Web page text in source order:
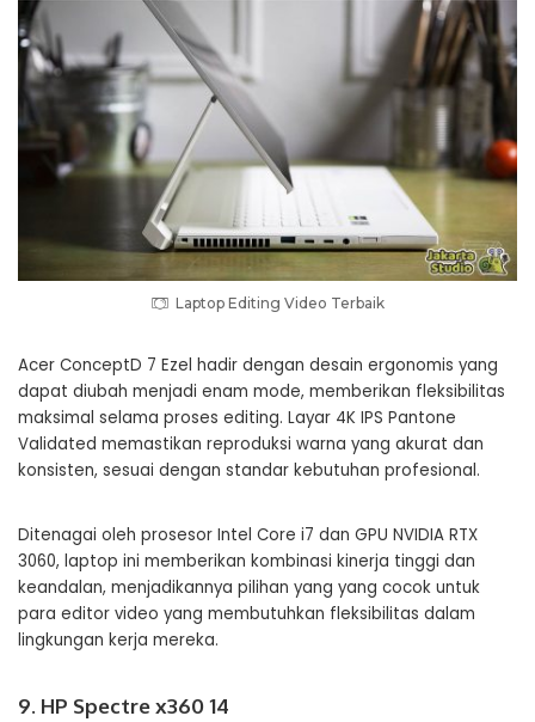
Laptop Editing Video Terbaik
Acer ConceptD 7 Ezel hadir dengan desain ergonomis yang
dapat diubah menjadi enam mode, memberikan fleksibilitas
maksimal selama proses editing. Layar 4K IPS Pantone
Validated memastikan reproduksi warna yang akurat dan
konsisten, sesuai dengan standar kebutuhan profesional.
Ditenagai oleh prosesor Intel Core i7 dan GPU NVIDIA RTX
3060, laptop ini memberikan kombinasi kinerja tinggi dan
keandalan, menjadikannya pilihan yang yang cocok untuk
para editor video yang membutuhkan fleksibilitas dalam
lingkungan kerja mereka.
9. HP Spectre x360 14